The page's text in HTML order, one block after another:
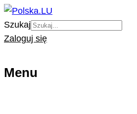
Szukaj
Zaloguj się
Menu